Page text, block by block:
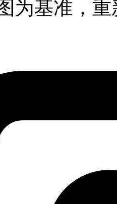
为基准，